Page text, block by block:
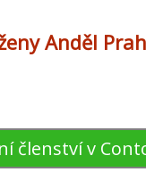
Anděl
členství v